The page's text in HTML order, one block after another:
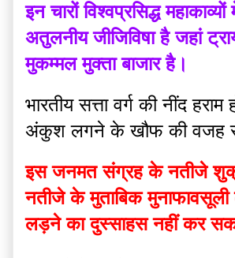
इन चारों विश्वप्रसिद्ध
अतुलनीय जीजिविषा है जहां
मुकम्मल मुक्ता बाजार है।
भारतीय सत्ता वर्ग की नींद
अंकुश लगने के खौफ की वजह से
इस जनमत संग्रह के नतीजे
नतीजे के मुताबिक
लड़ने का दुस्साहस नहीं कर